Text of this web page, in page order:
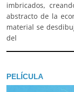
imbricados,
abstracto de la
material se
del
PELÍCULA